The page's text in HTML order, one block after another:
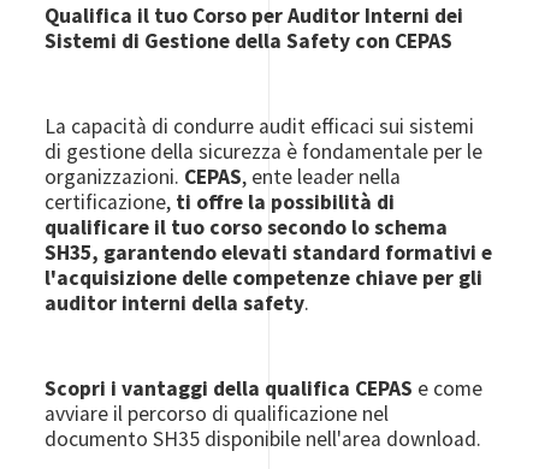
Qualifica il tuo Corso per Auditor Interni dei
Sistemi di Gestione della Safety con CEPAS
La capacità di condurre audit efficaci sui sistemi
di gestione della sicurezza è fondamentale per le
organizzazioni. CEPAS, ente leader nella
certificazione, ti offre la possibilità di
qualificare il tuo corso secondo lo schema
SH35, garantendo elevati standard formativi e
l'acquisizione delle competenze chiave per gli
auditor interni della safety.
Scopri i vantaggi della qualifica CEPAS e come
avviare il percorso di qualificazione nel
documento SH35 disponibile nell'area download.